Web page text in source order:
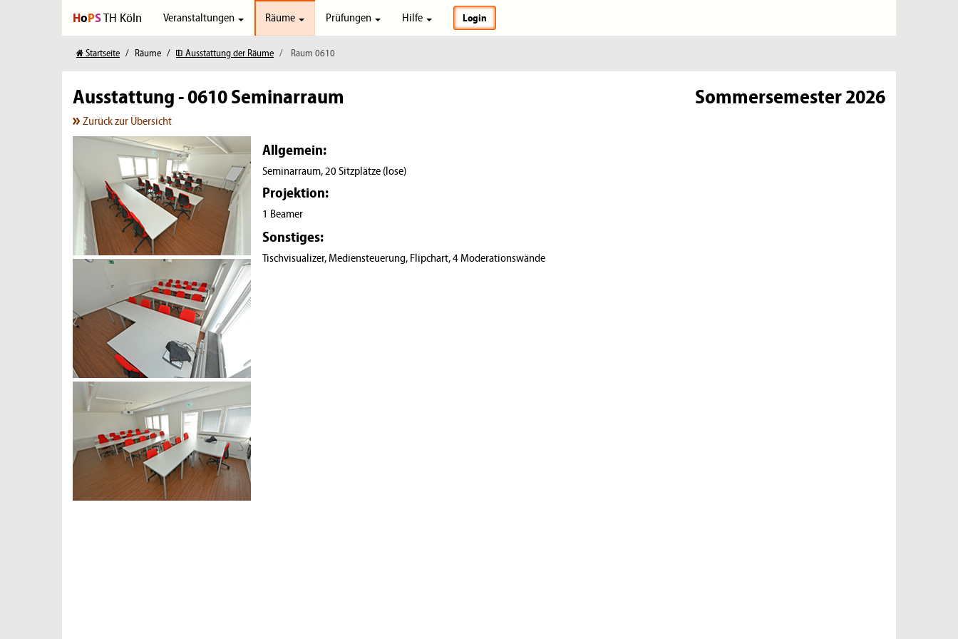
HoPSTH Köln Veranstaltungen Räume Prüfungen Hilfe Login
Startseite Räume Ausstattung der Räume Raum 0610
Sommersemester 2026
Ausstattung - 0610 Seminarraum
Zurück zur Übersicht
Allgemein:
Seminarraum, 20 Sitzplätze (lose)
Projektion:
1 Beamer
Sonstiges:
Tischvisualizer, Mediensteuerung, Flipchart, 4 Moderationswände